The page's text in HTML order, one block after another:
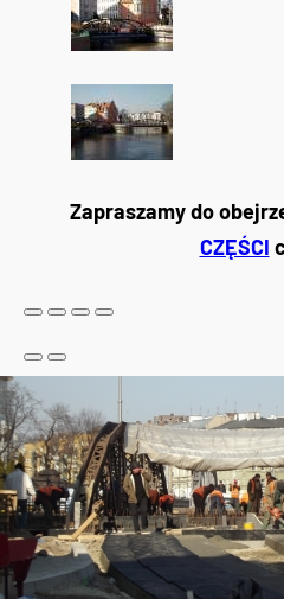
Zapraszamy do
CZĘŚCI